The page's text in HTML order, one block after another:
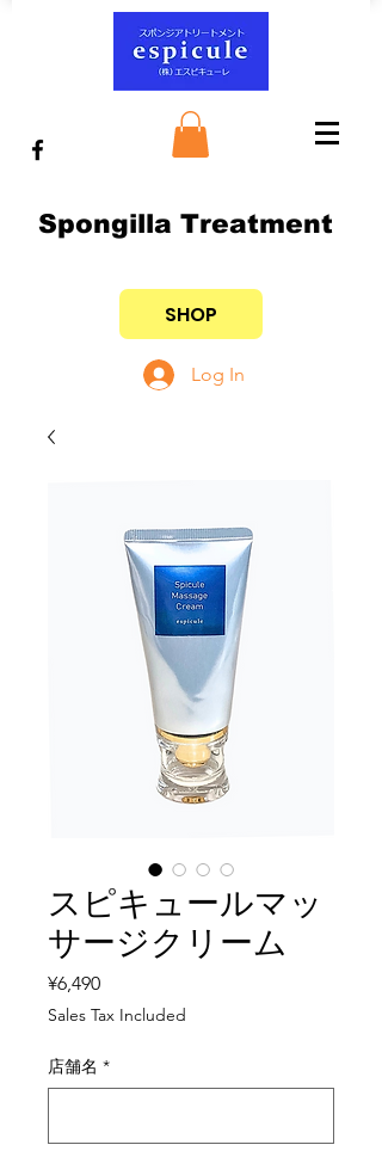
Spongilla Treatment
SHOP
Log In
スピキュールマッ
サージクリーム
¥6,490Price
Sales Tax Included
店舗名 *